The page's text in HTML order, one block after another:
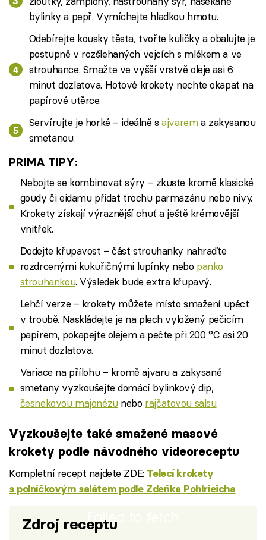
bylinky a pepř. Vymíchejte hladkou hmotu.
Odebírejte kousky těsta, tvořte kuličky a obalujte je
postupně v rozšlehaných vejcích s mlékem a ve
strouhance. Smažte ve vyšší vrstvě oleje asi 6
minut dozlatova. Hotové krokety nechte okapat na
papírové utěrce.
Servírujte je horké – ideálně sajvarema zakysanou
smetanou.
PRIMA TIPY:
Nebojte se kombinovat sýry – zkuste kromě klasické
goudy či eidamu přidat trochu parmazánu nebo nivy.
Krokety získají výraznější chuť a ještě krémovější
vnitřek.
Dodejte křupavost – část strouhanky nahraďte
rozdrcenými kukuřičnými lupínky nebo panko
strouhankou. Výsledek bude extra křupavý.
Lehčí verze – krokety můžete místo smažení upéct
v troubě. Naskládejte je na plech vyložený pečicím
papírem, pokapejte olejem a pečte při 200 °C asi 20
minut dozlatova.
Variace na přílohu – kromě ajvaru a zakysané
smetany vyzkoušejte domácí bylinkový dip,
česnekovou majonézunebo rajčatovou salsu.
Vyzkoušejte také smažené masové
krokety podle návodného videoreceptu
Kompletní recept najdete ZDE: Telecí krokety
s polníčkovým salátem podle Zdeňka Pohlrieicha
Failed to fetch
Zdroj receptu